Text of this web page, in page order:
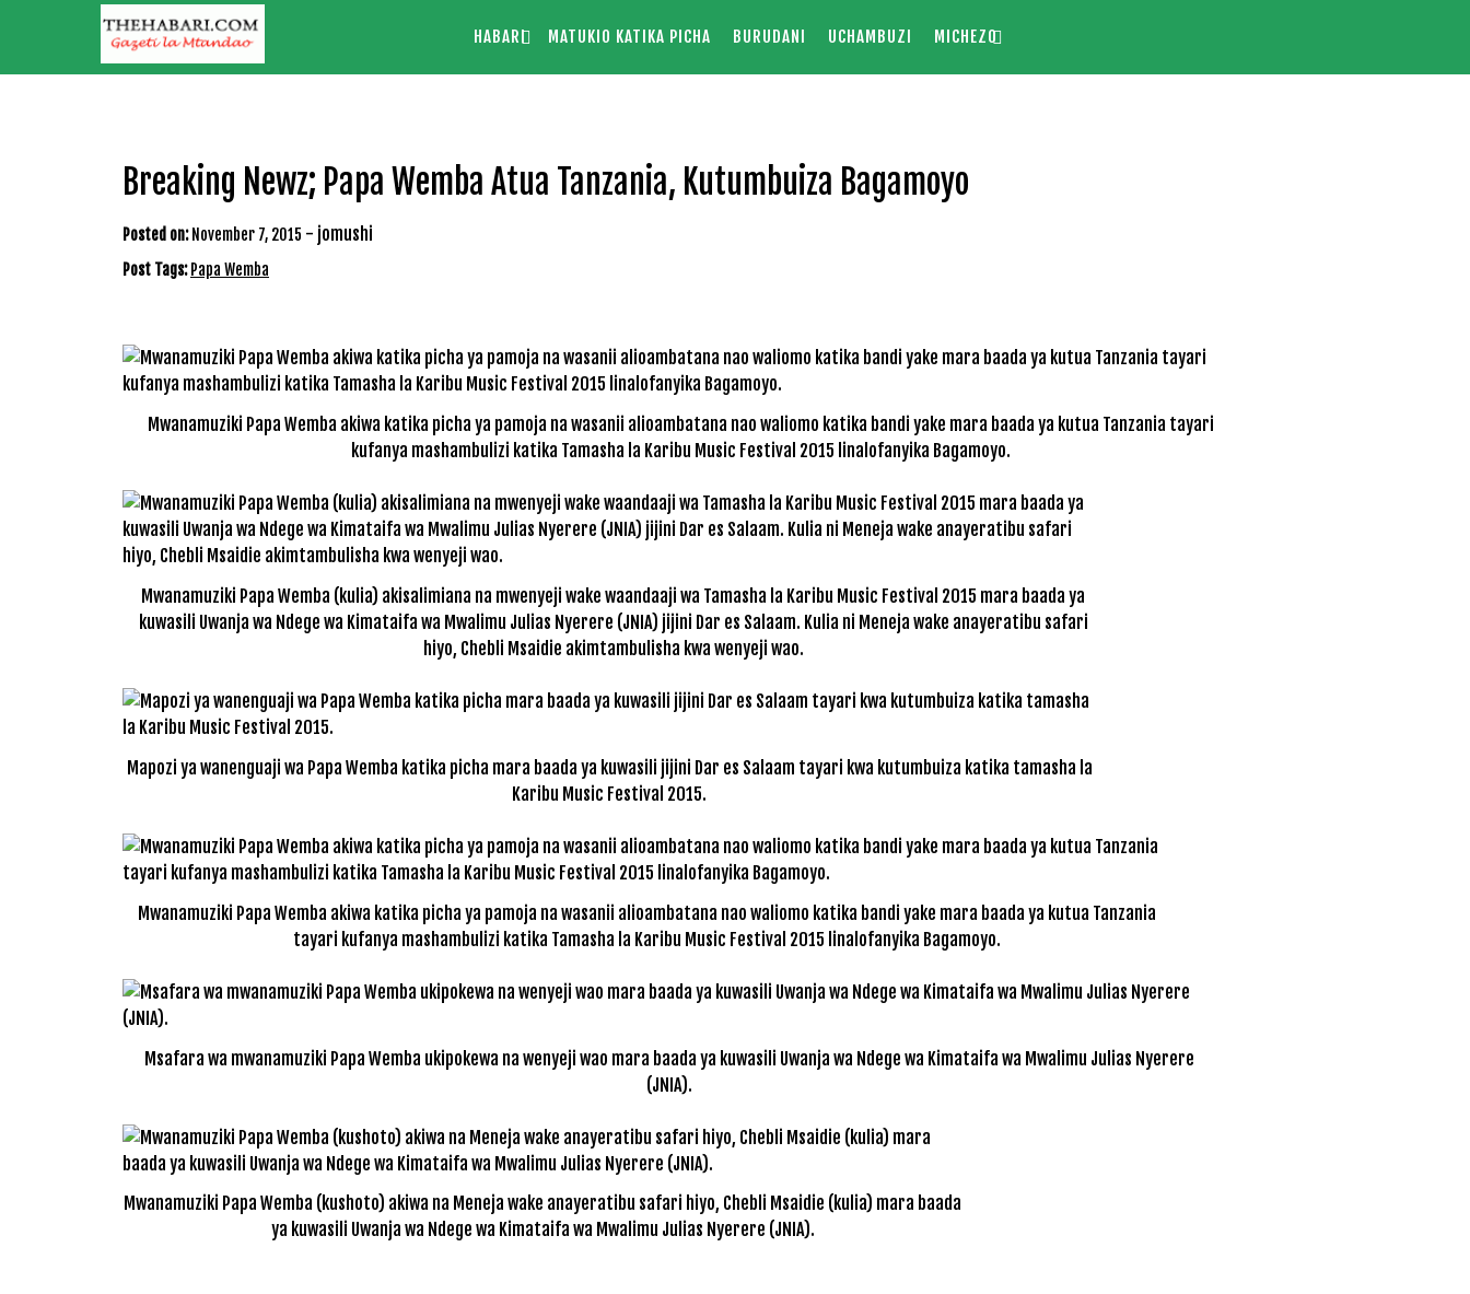
HABARI MATUKIO KATIKA PICHA BURUDANI UCHAMBUZI MICHEZO
Breaking Newz; Papa Wemba Atua Tanzania, Kutumbuiza Bagamoyo
Posted on: November 7, 2015 - jomushi
Post Tags: Papa Wemba
Mwanamuziki Papa Wemba akiwa katika picha ya pamoja na wasanii alioambatana nao waliomo katika bandi yake mara baada ya kutua Tanzania tayari
kufanya mashambulizi katika Tamasha la Karibu Music Festival 2015 linalofanyika Bagamoyo.
Mwanamuziki Papa Wemba (kulia) akisalimiana na mwenyeji wake waandaaji wa Tamasha la Karibu Music Festival 2015 mara baada ya
kuwasili Uwanja wa Ndege wa Kimataifa wa Mwalimu Julias Nyerere (JNIA) jijini Dar es Salaam. Kulia ni Meneja wake anayeratibu safari
hiyo, Chebli Msaidie akimtambulisha kwa wenyeji wao.
Mapozi ya wanenguaji wa Papa Wemba katika picha mara baada ya kuwasili jijini Dar es Salaam tayari kwa kutumbuiza katika tamasha la
Karibu Music Festival 2015.
Mwanamuziki Papa Wemba akiwa katika picha ya pamoja na wasanii alioambatana nao waliomo katika bandi yake mara baada ya kutua Tanzania
tayari kufanya mashambulizi katika Tamasha la Karibu Music Festival 2015 linalofanyika Bagamoyo.
Msafara wa mwanamuziki Papa Wemba ukipokewa na wenyeji wao mara baada ya kuwasili Uwanja wa Ndege wa Kimataifa wa Mwalimu Julias Nyerere
(JNIA).
Mwanamuziki Papa Wemba (kushoto) akiwa na Meneja wake anayeratibu safari hiyo, Chebli Msaidie (kulia) mara baada
ya kuwasili Uwanja wa Ndege wa Kimataifa wa Mwalimu Julias Nyerere (JNIA).